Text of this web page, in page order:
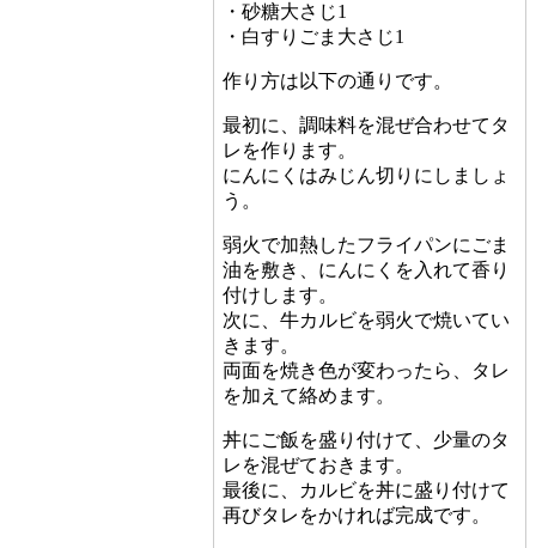
・砂糖大さじ1
・白すりごま大さじ1
作り方は以下の通りです。
最初に、調味料を混ぜ合わせてタ
レを作ります。
にんにくはみじん切りにしましょ
う。
弱火で加熱したフライパンにごま
油を敷き、にんにくを入れて香り
付けします。
次に、牛カルビを弱火で焼いてい
きます。
両面を焼き色が変わったら、タレ
を加えて絡めます。
丼にご飯を盛り付けて、少量のタ
レを混ぜておきます。
最後に、カルビを丼に盛り付けて
再びタレをかければ完成です。